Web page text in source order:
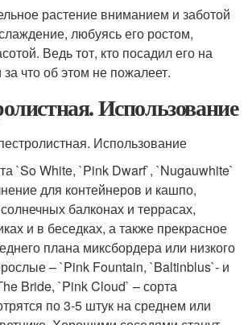
растение вниманием и заботой
любуясь его ростом,
Ведь тот, кто посадил его на
что об этом не пожалеет.
Использование
`So White, `Pink Dwarf`, `Nugauwhite`
для контейнеров и кашпо,
балконах и террасах,
и в беседках, а также прекрасное
плана миксбордера или низкого
– `Pink Fountain, `Baltinblus`- и
Bride, `Pink Cloud` – сорта
по 3-5 штук на среднем или